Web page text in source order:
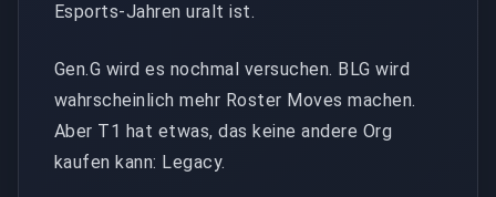
Esports-Jahren uralt ist.
Gen.G wird es nochmal versuchen. BLG wird
wahrscheinlich mehr Roster Moves machen.
Aber T1 hat etwas, das keine andere Org
kaufen kann: Legacy.